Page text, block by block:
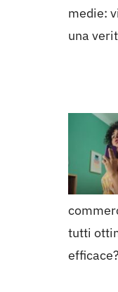
medie:
una
tutti